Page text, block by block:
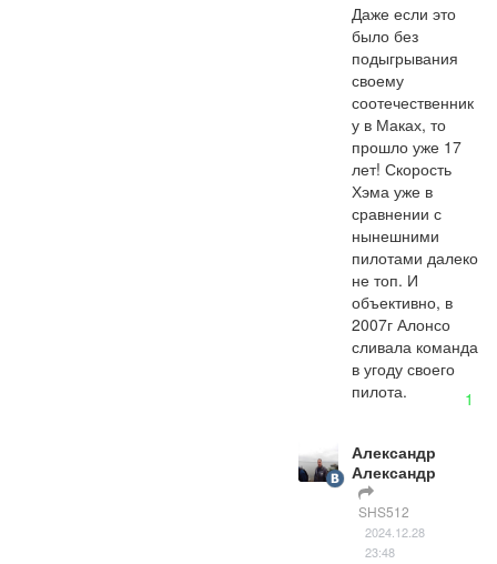
Даже если это
было без
подыгрывания
своему
соотечественник
у в Маках, то
прошло уже 17
лет! Скорость
Хэма уже в
сравнении с
нынешними
пилотами далеко
не топ. И
объективно, в
2007г Алонсо
сливала команда
в угоду своего
пилота.
1
Александр
Александр
SHS512
2024.12.28
23:48